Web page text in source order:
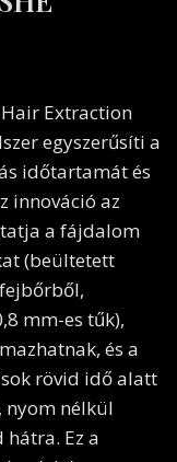
Extraction
egyszerűsíti a
időtartamát és
innováció az
a fájdalom
(beültetett
mm-es tűk),
és a
rövid idő alatt
nyom nélkül
hátra. Ez a